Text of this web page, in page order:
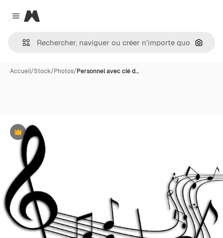
Close menu
Magnific
Accueil/Stock/Photos/Personnel avec clé d…
Premium